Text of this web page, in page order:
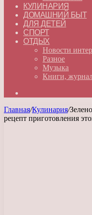
КУЛИНАРИЯ
ДОМАШНИЙ БЫТ
ДЛЯ ДЕТЕЙ
СПОРТ
ОТДЫХ
Новости
Разное
Музыка
Книги,
Главная/Кулинария/
рецепт приготовления